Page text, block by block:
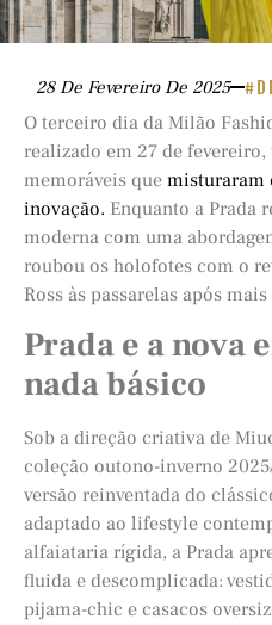
28 De Fevereiro De 2025
O terceiro dia da Milão
realizado em 27 de
memoráveis que misturaram
inovação. Enquanto a Prada
moderna com uma
roubou os holofotes com o
Ross às passarelas após
Prada e a nova
nada básico
Sob a direção criativa de
coleção outono-inverno
versão reinventada do
adaptado ao lifestyle
alfaiataria rígida, a Prada
fluida e descomplicada:
pijama-chic e casacos